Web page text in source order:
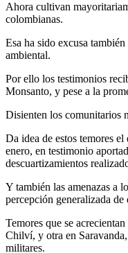
Ahora cultivan
colombianas.
Esa ha sido excusa
ambiental.
Por ello los testimonios
Monsanto, y pese a la
Disienten los comunitarios
Da idea de estos temores
enero, en testimonio
descuartizamientos
Y también las amenazas a
percepción generalizada
Temores que se
Chilví, y otra en
militares.